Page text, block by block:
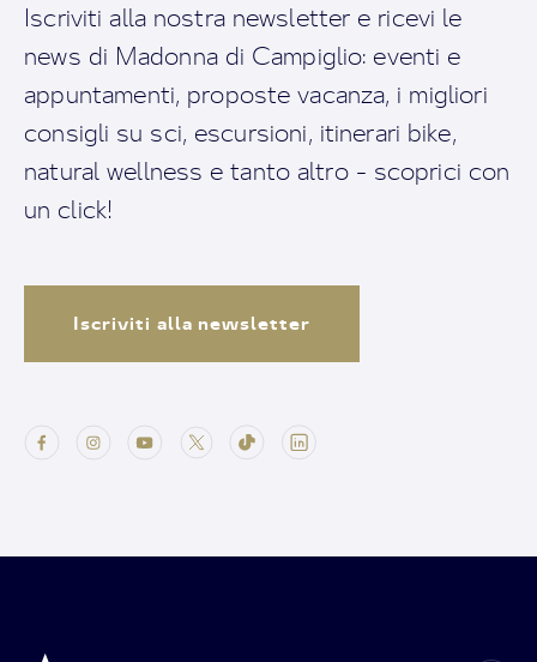
Iscriviti alla nostra newsletter e ricevi le
news di Madonna di Campiglio: eventi e
appuntamenti, proposte vacanza, i migliori
consigli su sci, escursioni, itinerari bike,
natural wellness e tanto altro - scoprici con
un click!
Iscriviti alla newsletter